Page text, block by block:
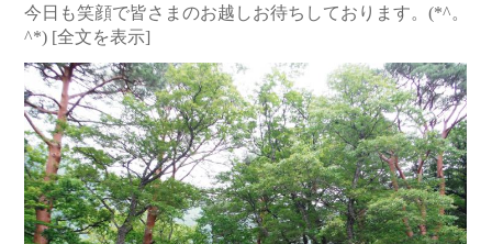
今日も笑顔で皆さまのお越しお待ちしております。(*^。
^*) [全文を表示]